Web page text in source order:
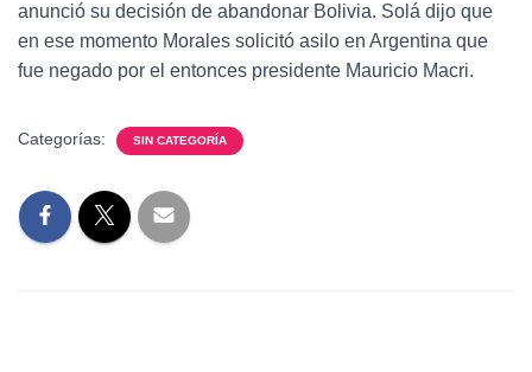
anunció su decisión de abandonar Bolivia. Solá dijo que
en ese momento Morales solicitó asilo en Argentina que
fue negado por el entonces presidente Mauricio Macri.
Categorías: SIN CATEGORÍA